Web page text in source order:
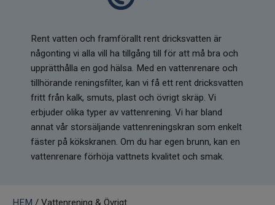
Transdermala plåster
Fyndlådan
Rent vatten och framförallt rent dricksvatten är
någonting vi alla vill ha tillgång till för att må bra och
upprätthålla en god hälsa. Med en vattenrenare och
tillhörande reningsfilter, kan vi få ett rent dricksvatten
fritt från kalk, smuts, plast och övrigt skräp. Vi
erbjuder olika typer av vattenrening. Vi har bland
annat vår storsäljande vattenreningskran som enkelt
fäster på kökskranen. Om du har egen brunn, kan en
vattenrenare förhöja vattnets kvalitet och smak.
HEM / Vattenrening & Övrigt